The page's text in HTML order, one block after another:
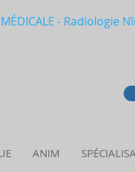
- Radiologie
ANIM